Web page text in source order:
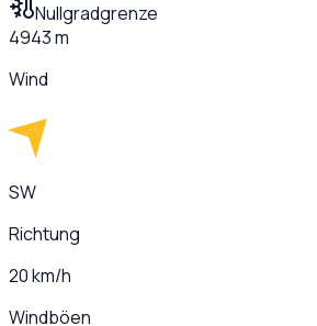
Nullgradgrenze
4943 m
Wind
SW
Richtung
20 km/h
Windböen